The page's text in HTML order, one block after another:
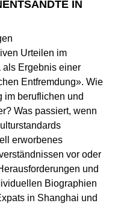
IN
Urteilen im
als Ergebnis einer
Entfremdung». Wie
im beruflichen und
Was passiert, wenn
erworbenes
vor oder
und
Biographien
in Shanghai und